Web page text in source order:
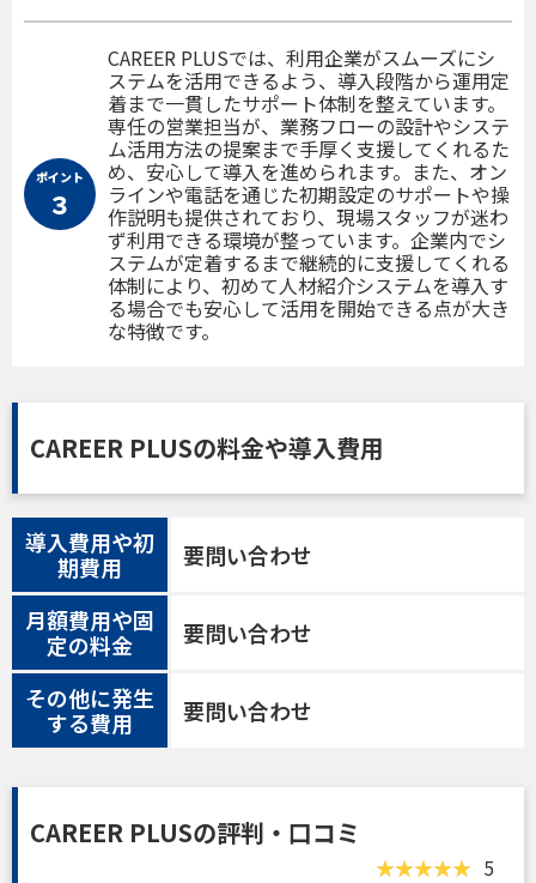
ポイント
３
CAREER PLUSでは、利用企業がスムーズにシ
ステムを活用できるよう、導入段階から運用定
着まで一貫したサポート体制を整えています。
専任の営業担当が、業務フローの設計やシステ
ム活用方法の提案まで手厚く支援してくれるた
め、安心して導入を進められます。また、オン
ラインや電話を通じた初期設定のサポートや操
作説明も提供されており、現場スタッフが迷わ
ず利用できる環境が整っています。企業内でシ
ステムが定着するまで継続的に支援してくれる
体制により、初めて人材紹介システムを導入す
る場合でも安心して活用を開始できる点が大き
な特徴です。
CAREER PLUSの料金や導入費用
導入費用や初
期費用
要問い合わせ
月額費用や固
定の料金
要問い合わせ
その他に発生
する費用
要問い合わせ
CAREER PLUSの評判・口コミ
5